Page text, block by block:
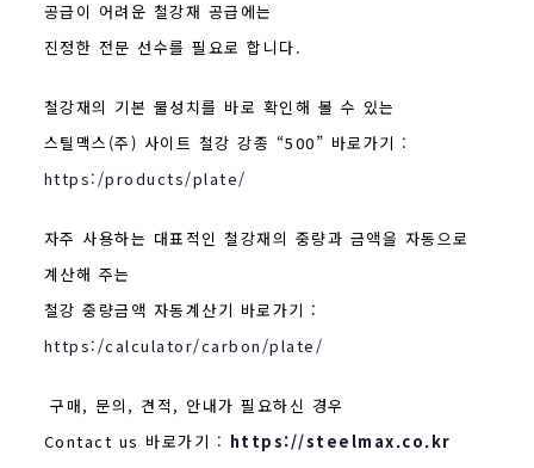
공급이 어려운 철강재 공급에는
진정한 전문 선수를 필요로 합니다.
철강재의 기본 물성치를 바로 확인해 볼 수 있는
스틸맥스(주) 사이트 철강 강종 “500” 바로가기 :
https:/products/plate/
자주 사용하는 대표적인 철강재의 중량과 금액을 자동으로
계산해 주는
철강 중량금액 자동계산기 바로가기 :
https:/calculator/carbon/plate/
구매, 문의, 견적, 안내가 필요하신 경우
Contact us 바로가기 : https://steelmax.co.kr